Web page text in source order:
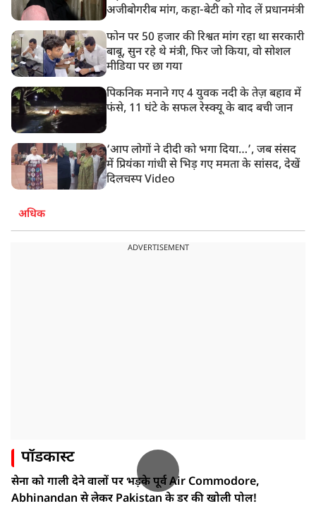
अजीबोगरीब मांग, कहा-बेटी को गोद लें प्रधानमंत्री
फोन पर 50 हजार की रिश्वत मांग रहा था सरकारी
बाबू, सुन रहे थे मंत्री, फिर जो किया, वो सोशल
मीडिया पर छा गया
पिकनिक मनाने गए 4 युवक नदी के तेज़ बहाव में
फंसे, 11 घंटे के सफल रेस्क्यू के बाद बची जान
‘आप लोगों ने दीदी को भगा दिया…’, जब संसद
में प्रियंका गांधी से भिड़ गए ममता के सांसद, देखें
दिलचस्प Video
अधिक
ADVERTISEMENT
पॉडकास्ट
सेना को गाली देने वालों पर भड़के पूर्व Air Commodore,
Abhinandan से लेकर Pakistan के डर की खोली पोल!